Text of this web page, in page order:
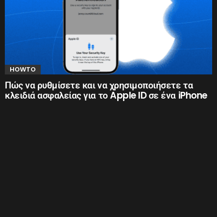
HOWTO
Πώς να ρυθμίσετε και να χρησιμοποιήσετε τα
κλειδιά ασφαλείας για το Apple ID σε ένα iPhone